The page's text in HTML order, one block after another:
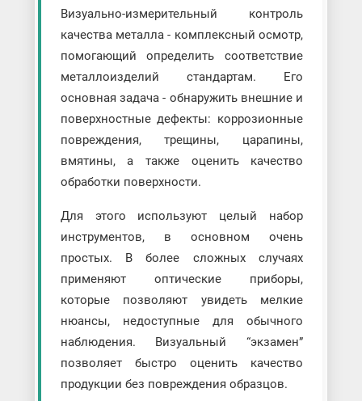
Визуально-измерительный контроль
качества металла - комплексный осмотр,
помогающий определить соответствие
металлоизделий стандартам. Его
основная задача - обнаружить внешние и
поверхностные дефекты: коррозионные
повреждения, трещины, царапины,
вмятины, а также оценить качество
обработки поверхности.
Для этого используют целый набор
инструментов, в основном очень
простых. В более сложных случаях
применяют оптические приборы,
которые позволяют увидеть мелкие
нюансы, недоступные для обычного
наблюдения. Визуальный “экзамен”
позволяет быстро оценить качество
продукции без повреждения образцов.